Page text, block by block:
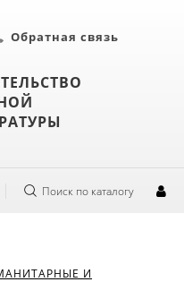
Обратная связь
Поиск по каталогу
И